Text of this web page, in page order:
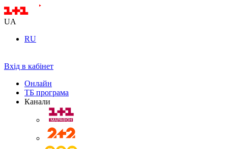
UA
RU
Вхід в кабінет
Онлайн
ТБ програма
Канали